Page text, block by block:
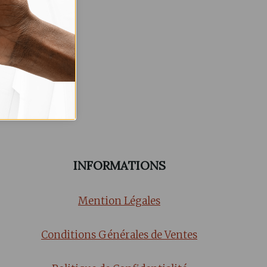
INFORMATIONS
Mention Légales
Conditions Générales de Ventes